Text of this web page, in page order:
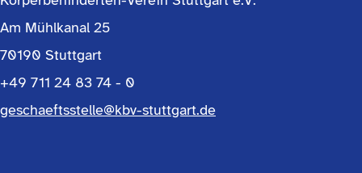
Am Mühlkanal 25
70190 Stuttgart
+49 711 24 83 74 - 0
geschaeftsstelle@kbv-stuttgart.de